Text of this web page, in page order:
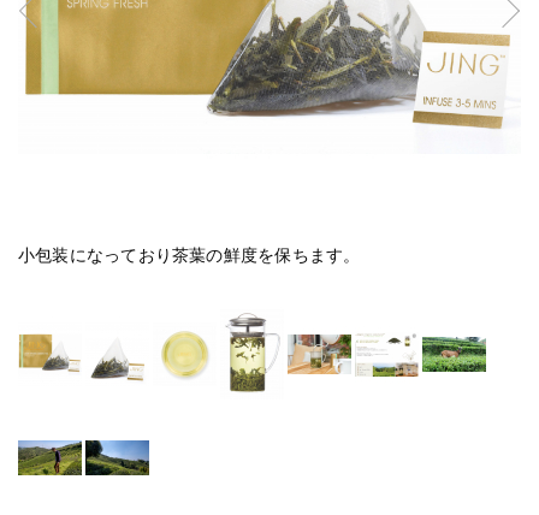
小包装になっており茶葉の鮮度を保ちます。